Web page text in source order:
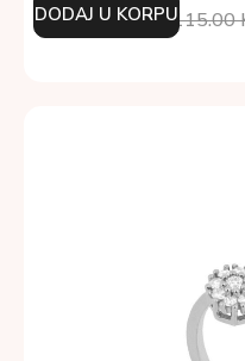
115.00
DODAJ U KORPU